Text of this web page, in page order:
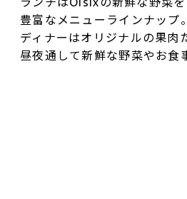
豊富なメニューラインナップ。
ディナーはオリジナルの果肉
昼夜通して新鮮な野菜やお食